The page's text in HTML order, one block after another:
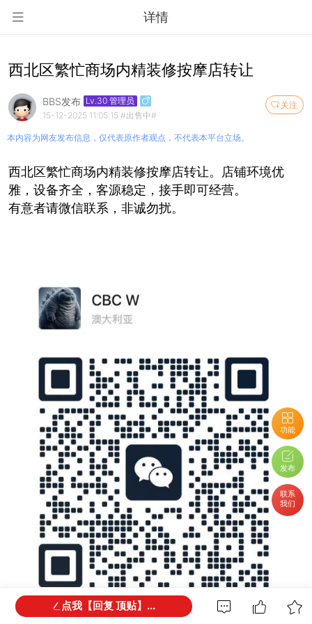
详情
功能
发布
联系
我们
西北区繁忙商场内精装修按摩店转让
关注
BBS发布 Lv.30 管理员
15-12-2025 11:05:15 #出售中#
本内容为网友发布信息，仅代表原作者观点，不代表本平台立场。
西北区繁忙商场内精装修按摩店转让。店铺环境优
雅，设备齐全，客源稳定，接手即可经营。
有意者请微信联系，非诚勿扰。
点我【回复 顶贴】...